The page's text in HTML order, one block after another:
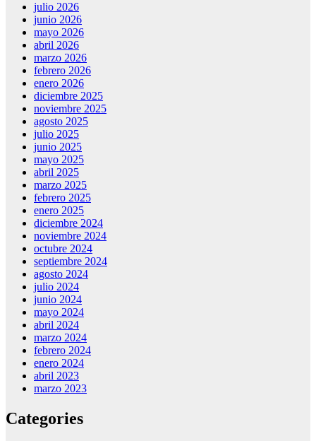
julio 2026
junio 2026
mayo 2026
abril 2026
marzo 2026
febrero 2026
enero 2026
diciembre 2025
noviembre 2025
agosto 2025
julio 2025
junio 2025
mayo 2025
abril 2025
marzo 2025
febrero 2025
enero 2025
diciembre 2024
noviembre 2024
octubre 2024
septiembre 2024
agosto 2024
julio 2024
junio 2024
mayo 2024
abril 2024
marzo 2024
febrero 2024
enero 2024
abril 2023
marzo 2023
Categories